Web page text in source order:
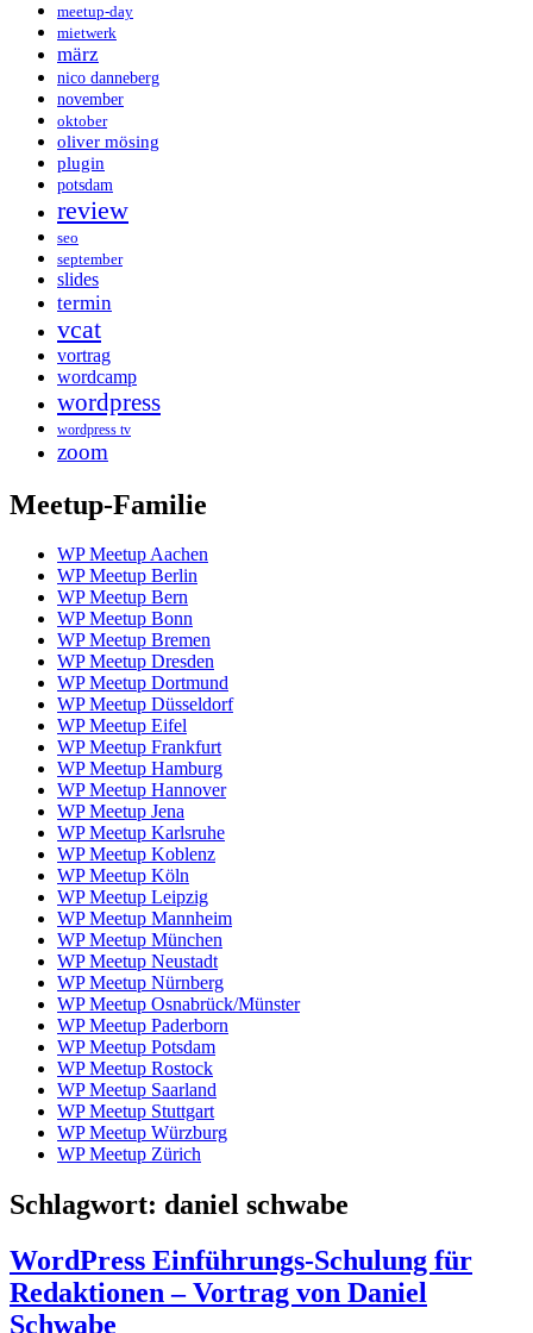
meetup-day
mietwerk
märz
nico danneberg
november
oktober
oliver mösing
plugin
potsdam
review
seo
september
slides
termin
vcat
vortrag
wordcamp
wordpress
wordpress tv
zoom
Meetup-Familie
WP Meetup Aachen
WP Meetup Berlin
WP Meetup Bern
WP Meetup Bonn
WP Meetup Bremen
WP Meetup Dresden
WP Meetup Dortmund
WP Meetup Düsseldorf
WP Meetup Eifel
WP Meetup Frankfurt
WP Meetup Hamburg
WP Meetup Hannover
WP Meetup Jena
WP Meetup Karlsruhe
WP Meetup Koblenz
WP Meetup Köln
WP Meetup Leipzig
WP Meetup Mannheim
WP Meetup München
WP Meetup Neustadt
WP Meetup Nürnberg
WP Meetup Osnabrück/Münster
WP Meetup Paderborn
WP Meetup Potsdam
WP Meetup Rostock
WP Meetup Saarland
WP Meetup Stuttgart
WP Meetup Würzburg
WP Meetup Zürich
Schlagwort: daniel schwabe
WordPress Einführungs-Schulung für
Redaktionen – Vortrag von Daniel
Schwabe